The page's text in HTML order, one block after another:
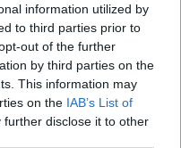
information utilized by
to third parties prior to
out of the further
by third parties on the
This information may
on the IAB’s List of
further disclose it to other